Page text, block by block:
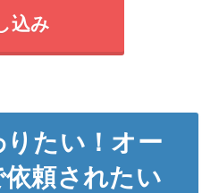
込み
たい！オー
頼されたい